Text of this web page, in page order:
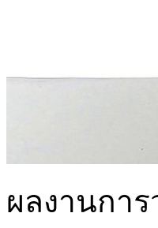
ผลงานกา